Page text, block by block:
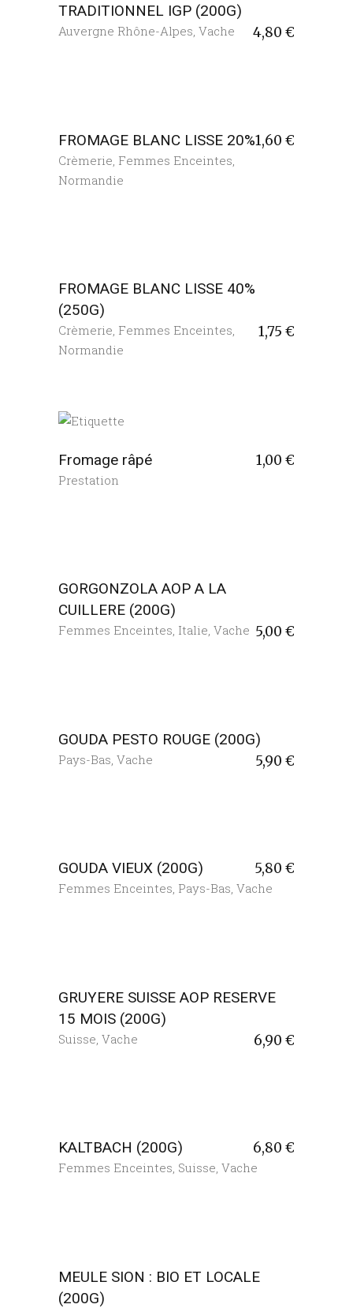
TRADITIONNEL IGP (200G)
4,80 €
Auvergne Rhône-Alpes, Vache
FROMAGE BLANC LISSE 20%1,60 €
Crèmerie Femmes Enceintes
Normandie
FROMAGE BLANC LISSE 40%
(250G)
1,75 €
Crèmerie, Femmes Enceintes,
Normandie
Fromage râpé 1,00 €
Prestation
GORGONZOLA AOP A LA
CUILLERE (200G)
5,00 €
Femmes Enceintes, Italie, Vache
GOUDA PESTO ROUGE (200G)
5,90 €
Pays-Bas Vache
GOUDA VIEUX (200G) 5,80 €
Femmes Enceintes, Pays-Bas, Vache
GRUYERE SUISSE AOP RESERVE
15 MOIS (200G)
6,90 €
Suisse Vache
KALTBACH (200G) 6,80 €
Femmes Enceintes, Suisse, Vache
MEULE SION : BIO ET LOCALE
(200G)